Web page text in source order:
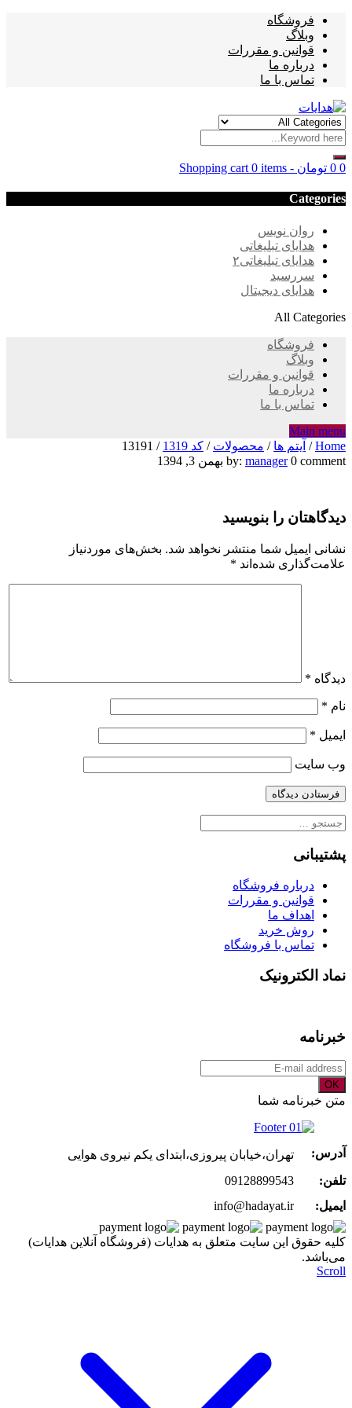
فروشگاه
وبلاگ
قوانین و مقررات
درباره ما
تماس با ما
Shopping cart 0 items - 0 تومان 0
Categories
روان نویس
هدایای تبلیغاتی
هدایای تبلیغاتی۲
سررسید
هدایای دیجیتال
All Categories
فروشگاه
وبلاگ
قوانین و مقررات
درباره ما
تماس با ما
Main menu
Home
/ آیتم ها / محصولات / کد 1319 /
13191
13191
by: manager 0 comment بهمن 3, 1394
دیدگاهتان را بنویسید
نشانی ایمیل شما منتشر نخواهد شد. بخش‌های موردنیاز
علامت‌گذاری شده‌اند *
دیدگاه *
نام *
ایمیل *
وب‌ سایت
جستجو
پشتیبانی
درباره فروشگاه
قوانین و مقررات
اهداف ما
روش خرید
تماس با فروشگاه
نماد الکترونیک
خبرنامه
OK
متن خبرنامه شما
آدرس:
تهران،خیابان پیروزی،ابتدای یکم نیروی هوایی
تلفن:
09128899543
ایمیل:
info@hadayat.ir
کليه حقوق اين سايت متعلق به هدایات (فروشگاه آنلاین هدایات)
می‌باشد.
Scroll